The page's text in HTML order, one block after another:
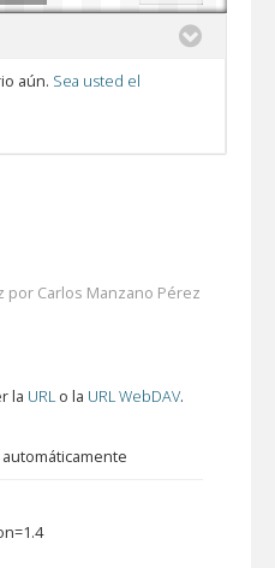
aún. Sea usted el
por Carlos Manzano Pérez
la URL o la URL WebDAV.